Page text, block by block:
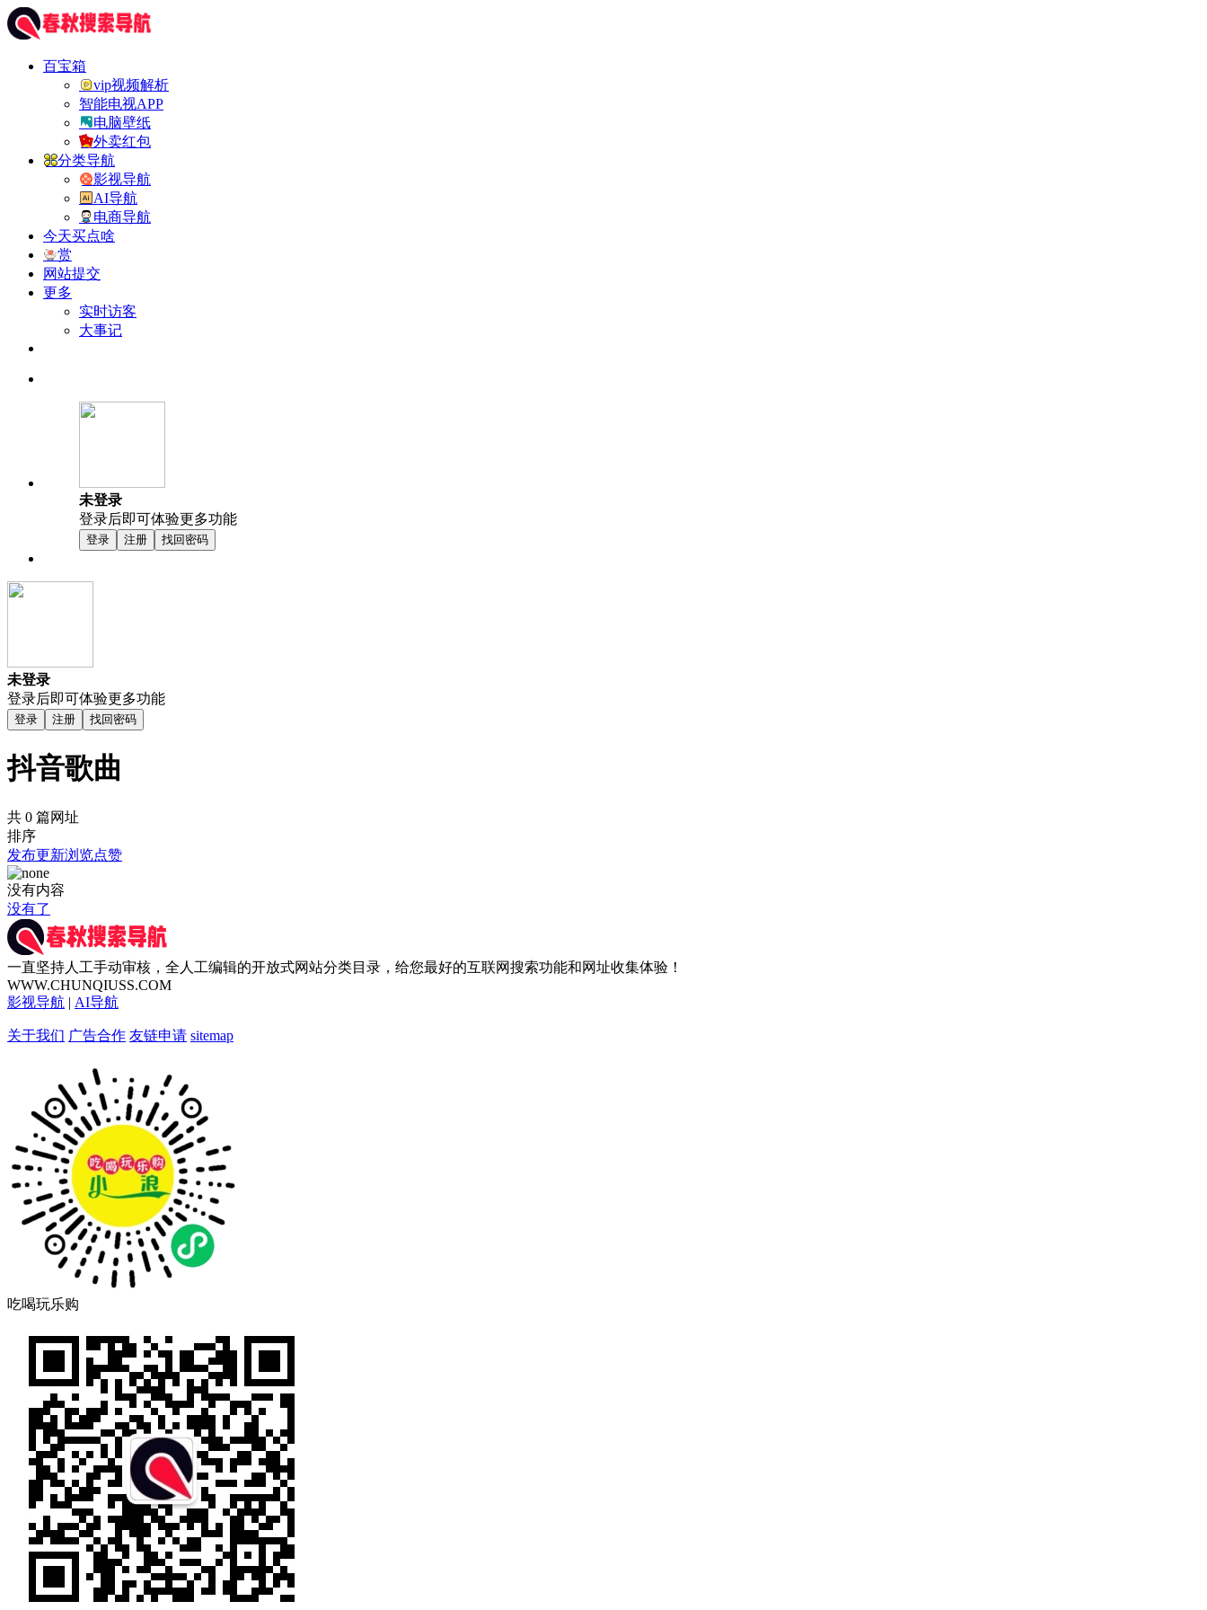
百宝箱
vip视频解析
智能电视APP
电脑壁纸
外卖红包
分类导航
影视导航
AI导航
电商导航
今天买点啥
赏
网站提交
更多
实时访客
大事记
未登录
登录后即可体验更多功能
登录 注册 找回密码
未登录
登录后即可体验更多功能
登录 注册 找回密码
抖音歌曲
共 0 篇网址
排序
发布更新浏览点赞
没有内容
没有了
一直坚持人工手动审核，全人工编辑的开放式网站分类目录，给您最好的互联网搜索功能和网址收集体验！
WWW.CHUNQIUSS.COM
影视导航 | AI导航
关于我们 广告合作 友链申请 sitemap
吃喝玩乐购